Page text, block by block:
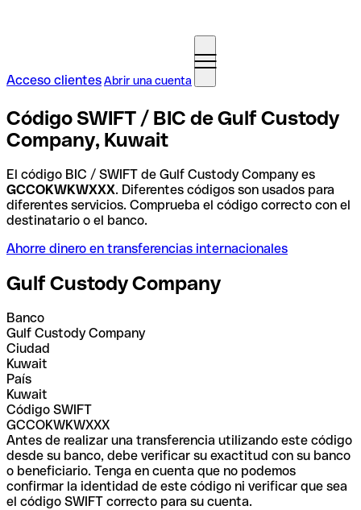
Acceso clientesAbrir una cuenta
Código SWIFT / BIC de Gulf Custody
Company, Kuwait
El código BIC / SWIFT de Gulf Custody Company es
GCCOKWKWXXX. Diferentes códigos son usados para
diferentes servicios. Comprueba el código correcto con el
destinatario o el banco.
Ahorre dinero en transferencias internacionales
Gulf Custody Company
Banco
Gulf Custody Company
Ciudad
Kuwait
País
Kuwait
Código SWIFT
GCCOKWKWXXX
Antes de realizar una transferencia utilizando este código
desde su banco, debe verificar su exactitud con su banco
o beneficiario. Tenga en cuenta que no podemos
confirmar la identidad de este código ni verificar que sea
el código SWIFT correcto para su cuenta.